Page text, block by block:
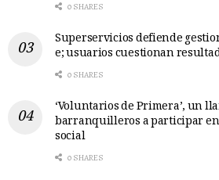
0 SHARES
Superservicios defiende
e; usuarios cuestionan
0 SHARES
‘Voluntarios de Primera’, un
barranquilleros a participar
social
0 SHARES